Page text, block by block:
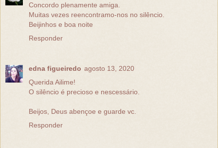
Concordo plenamente amiga.
Muitas vezes reencontramo-nos no silêncio.
Beijinhos e boa noite
Responder
edna figueiredo agosto 13, 2020
Querida Ailime!
O silêncio é precioso e nescessário.
Beijos, Deus abençoe e guarde vc.
Responder